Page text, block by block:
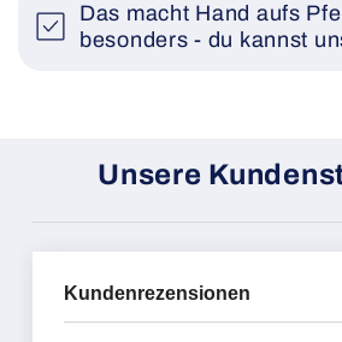
Das macht Hand aufs
besonders - du kannst
Unsere